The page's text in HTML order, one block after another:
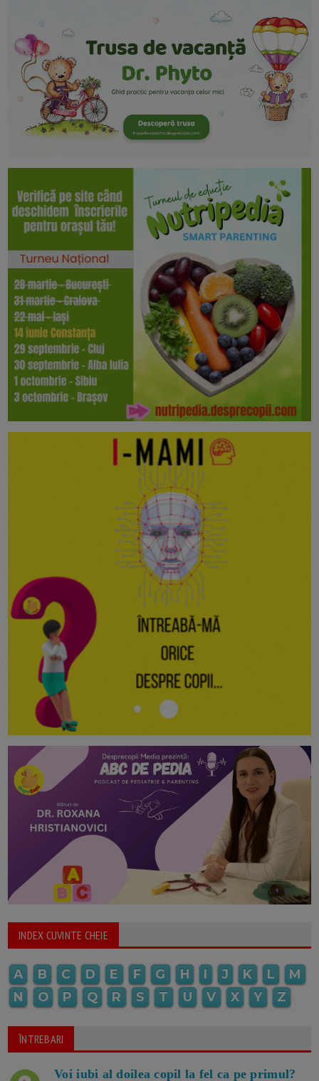
INDEX CUVINTE CHEIE
A B C D E F G H I J K L
M
N
O P Q R S T U V X Y Z
ÎNTREBARI
Voi iubi al doilea copil la fel ca pe primul?